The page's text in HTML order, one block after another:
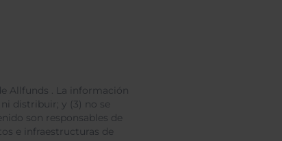
Allfunds . La información
distribuir; y (3) no se
son responsables de
e infraestructuras de